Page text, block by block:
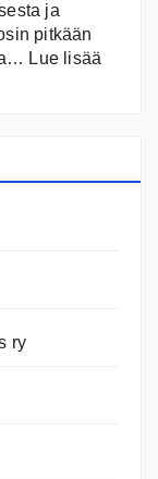
ja
pitkään
Lue lisää
ry